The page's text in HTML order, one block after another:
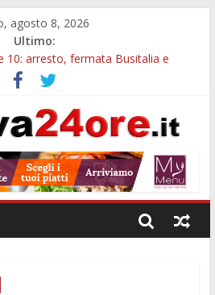
agosto 8, 2026
Ultimo:
10: arresto, fermata Busitalia e
23: maltrattamenti, arresto a
650mila euro per Comuni e
più controlli su strade, stazioni
200 euro per l’abbonamento